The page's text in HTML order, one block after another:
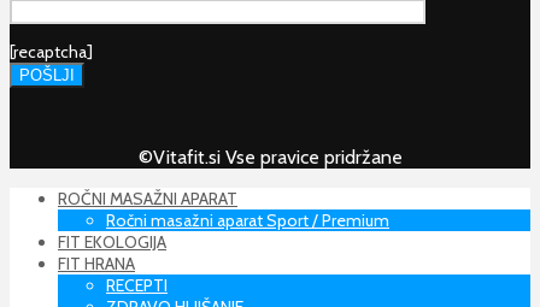
[recaptcha]
©Vitafit.si Vse pravice pridržane
ROČNI MASAŽNI APARAT
Ročni masažni aparat Sport / Premium
FIT EKOLOGIJA
FIT HRANA
RECEPTI